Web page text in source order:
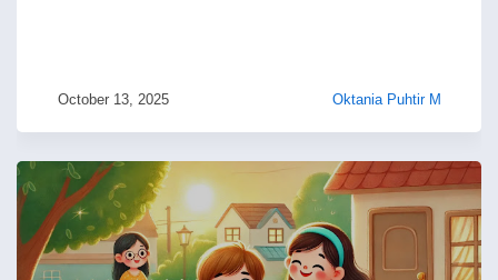
October 13, 2025 Oktania Puhtir M